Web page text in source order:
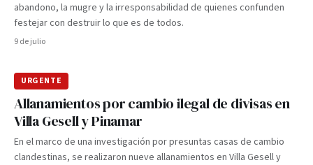
abandono, la mugre y la irresponsabilidad de quienes confunden
festejar con destruir lo que es de todos.
9 de julio
URGENTE
Allanamientos por cambio ilegal de divisas en
Villa Gesell y Pinamar
En el marco de una investigación por presuntas casas de cambio
clandestinas, se realizaron nueve allanamientos en Villa Gesell y